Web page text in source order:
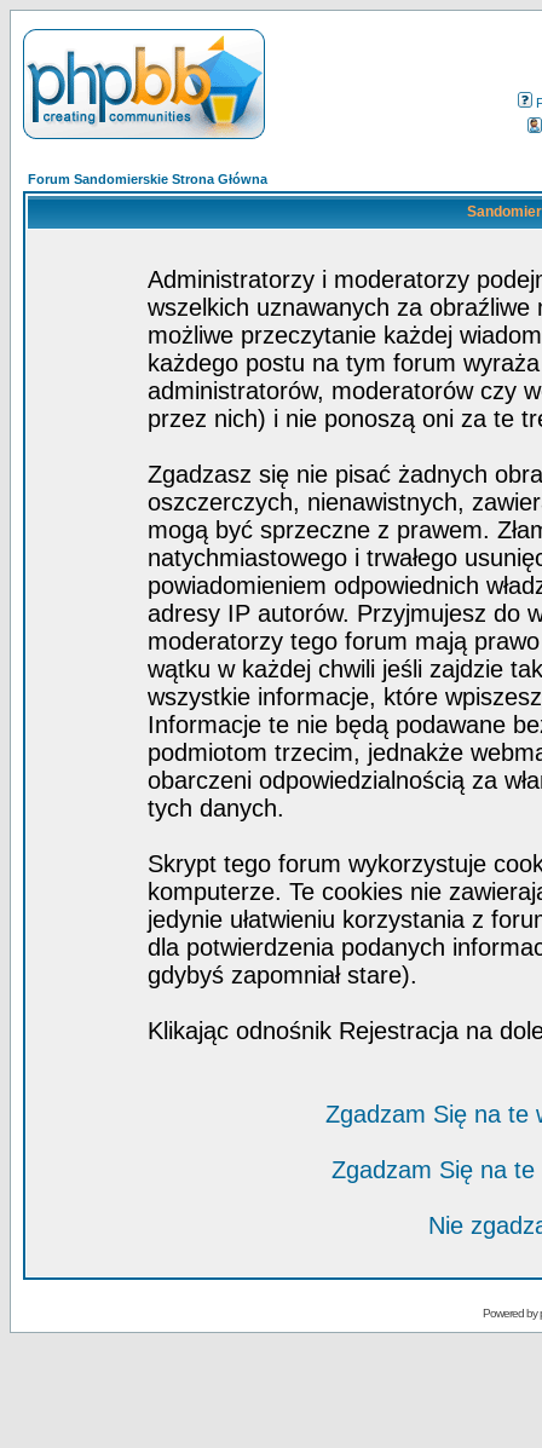
Forum Sandomierskie Strona Główna
Administratorzy i moderatorzy
wszelkich uznawanych za obraźliwe
możliwe przeczytanie każdej
każdego postu na tym forum
administratorów, moderatorów czy
przez nich) i nie ponoszą oni za te
Zgadzasz się nie pisać żadnych
oszczerczych, nienawistnych,
mogą być sprzeczne z prawem.
natychmiastowego i trwałego
powiadomieniem odpowiednich
adresy IP autorów. Przyjmujesz do
moderatorzy tego forum mają
wątku w każdej chwili jeśli zajdzie
wszystkie informacje, które
Informacje te nie będą podawane
podmiotom trzecim, jednakże
obarczeni odpowiedzialnością za
tych danych.
Skrypt tego forum wykorzystuje
komputerze. Te cookies nie
jedynie ułatwieniu korzystania z
dla potwierdzenia podanych
gdybyś zapomniał stare).
Klikając odnośnik Rejestracja na
Zgadzam Się na te
Zgadzam Się na
Nie
Powered by